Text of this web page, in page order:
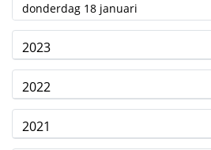
donderdag 18 januari
2023
2022
2021